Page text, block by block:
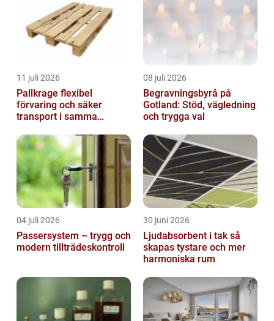
11 juli 2026
Pallkrage flexibel
förvaring och säker
transport i samma
08 juli 2026
Begravningsbyrå på
Gotland: Stöd, vägledning
och trygga val
04 juli 2026
Passersystem – trygg och
modern tillträdeskontroll
30 juni 2026
Ljudabsorbent i tak så
skapas tystare och mer
harmoniska rum